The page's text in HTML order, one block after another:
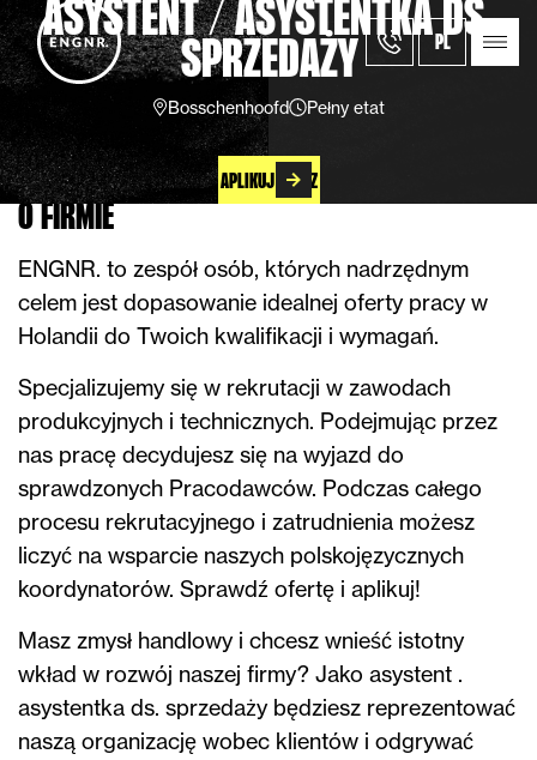
PL
ASYSTENT / ASYSTENTKA DS.
SPRZEDAŻY
Bosschenhoofd Pełny etat
APLIKUJ TERAZ
O FIRMIE
ENGNR. to zespół osób, których nadrzędnym
celem jest dopasowanie idealnej oferty pracy w
Holandii do Twoich kwalifikacji i wymagań.
Specjalizujemy się w rekrutacji w zawodach
produkcyjnych i technicznych. Podejmując przez
nas pracę decydujesz się na wyjazd do
sprawdzonych Pracodawców. Podczas całego
procesu rekrutacyjnego i zatrudnienia możesz
liczyć na wsparcie naszych polskojęzycznych
koordynatorów. Sprawdź ofertę i aplikuj!
Masz zmysł handlowy i chcesz wnieść istotny
wkład w rozwój naszej firmy? Jako asystent .
asystentka ds. sprzedaży będziesz reprezentować
naszą organizację wobec klientów i odgrywać